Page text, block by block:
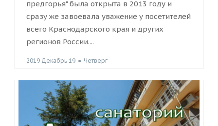
предгорья" была открыта в 2013 году и
сразу же завоевала уважение у посетителей
всего Краснодарского края и других
регионов России....
2019 Декабрь 19 ● Четверг